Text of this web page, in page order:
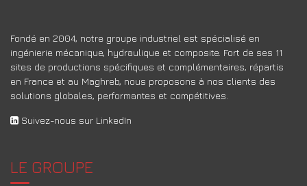
Fondé en 2004, notre groupe industriel est spécialisé en
ingénierie mécanique, hydraulique et composite. Fort de ses 11
sites de productions spécifiques et complémentaires, répartis
en France et au Maghreb, nous proposons à nos clients des
solutions globales, performantes et compétitives.
Suivez-nous sur LinkedIn
LE GROUPE